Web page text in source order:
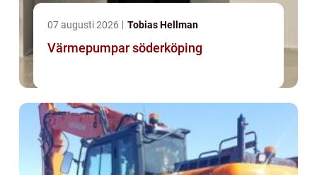
07 augusti 2026 Tobias Hellman
Värmepumpar söderköping